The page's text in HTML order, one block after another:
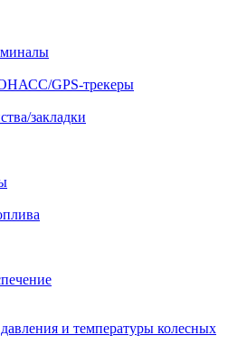
GPS-трекеры
закладки
и температуры колесных